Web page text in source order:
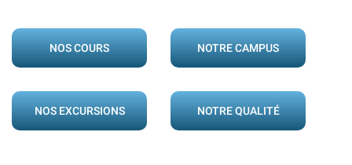
NOS COURS NOTRE CAMPUS
NOS EXCURSIONS NOTRE QUALITÉ